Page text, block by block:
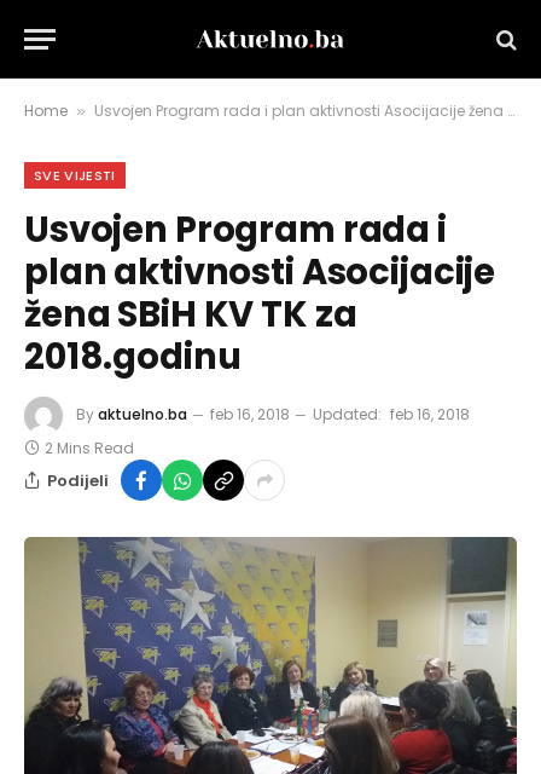
Home » Usvojen Program rada i plan aktivnosti Asocijacije žena SBiH KV TK za 2018.godinu
SVE VIJESTI
Usvojen Program rada i
plan aktivnosti Asocijacije
žena SBiH KV TK za
2018.godinu
Byaktuelno.ba feb 16, 2018 Updated: feb 16, 2018
2 Mins Read
Podijeli